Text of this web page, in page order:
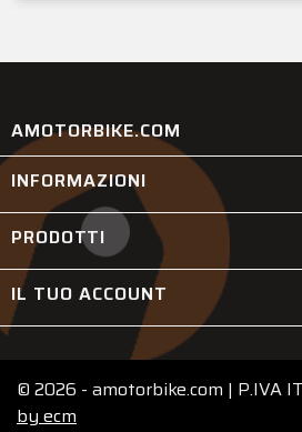
AMOTORBIKE.COM
INFORMAZIONI
PRODOTTI
IL TUO ACCOUNT
© 2026 - amotorbike.com | P.IVA
byecm